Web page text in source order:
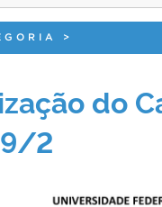
>
do
2